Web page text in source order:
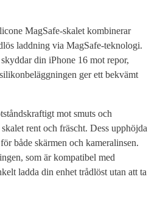
MagSafe-skalet kombinerar
laddning via MagSafe-teknologi.
din iPhone 16 mot repor,
ger ett bekvämt
mot smuts och
rent och fräscht. Dess upphöjda
både skärmen och kameralinsen.
som är kompatibel med
ladda din enhet trådlöst utan att ta